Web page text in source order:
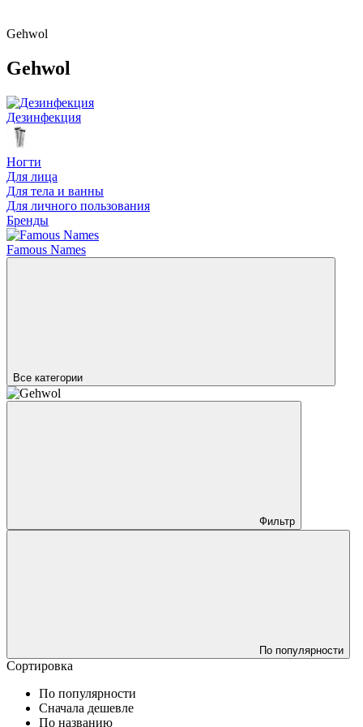
Gehwol
Gehwol
Дезинфекция
Ногти
Для лица
Для тела и ванны
Для личного пользования
Бренды
Famous Names
Все категории
Фильтр
По популярности
Сортировка
По популярности
Сначала дешевле
По названию